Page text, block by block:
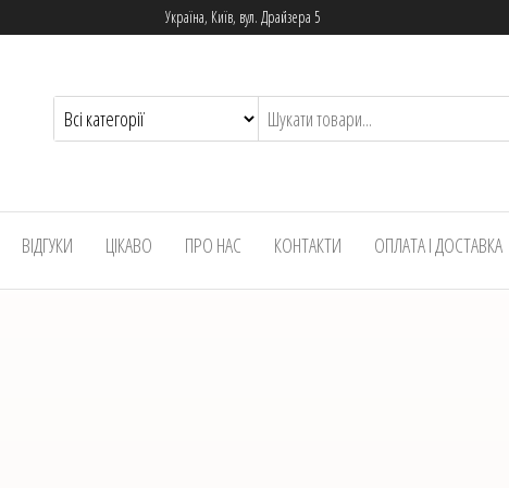
Україна, Київ, вул. Драйзера 5
ВІДГУКИ ЦІКАВО ПРО НАС КОНТАКТИ ОПЛАТА І ДОСТАВКА